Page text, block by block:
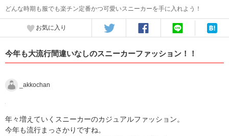
どんな時期も服でも楽チン定番かつ可愛いスニーカーを手に入れよう！
お気に入り
今年も大流行間違いなしのスニーカーファッション！！
_akkochan
年々増えていくスニーカーのカジュアルファッション。
今年も流行まっさかりですね。